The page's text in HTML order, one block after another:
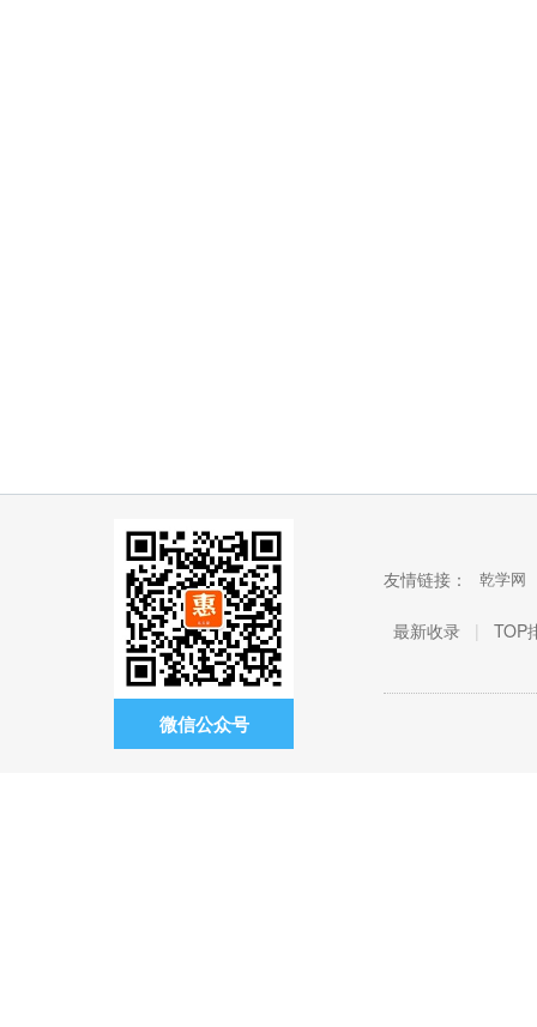
微信公众号
友情链接： 乾学网
最新收录 | TOP